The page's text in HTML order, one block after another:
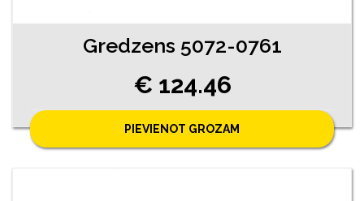
Gredzens 5072-0761
€ 124.46
PIEVIENOT GROZAM